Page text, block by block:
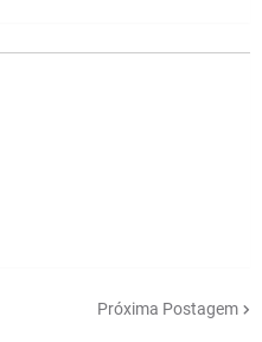
Próxima Postagem